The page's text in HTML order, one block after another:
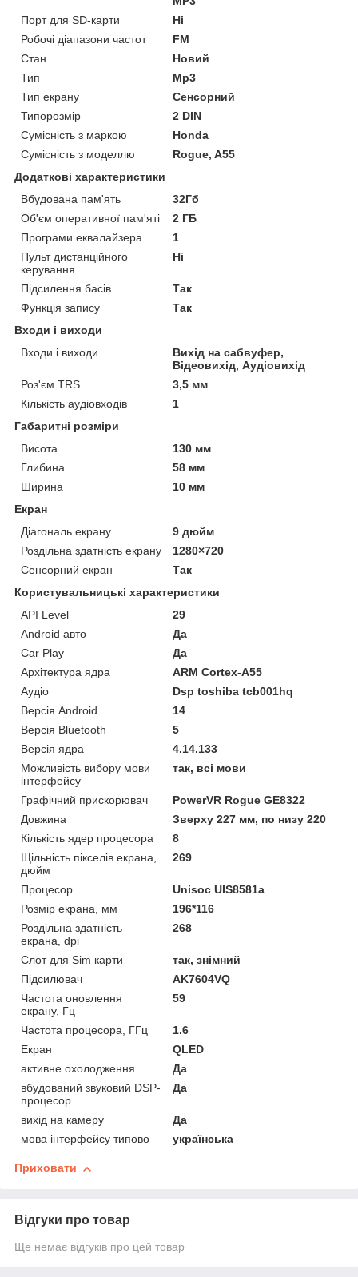
Порт для SD-карти
Ні
Робочі діапазони частот
FM
Стан
Новий
Тип
Mp3
Тип екрану
Сенсорний
Типорозмір
2 DIN
Сумісність з маркою
Honda
Сумісність з моделлю
Rogue, A55
Додаткові характеристики
Вбудована пам'ять
32Гб
Об'єм оперативної пам'яті
2 ГБ
Програми еквалайзера
1
Пульт дистанційного
керування
Ні
Підсилення басів
Так
Функція запису
Так
Входи і виходи
Входи і виходи
Вихід на сабвуфер,
Відеовихід, Аудіовихід
Роз'єм TRS
3,5 мм
Кількість аудіовходів
1
Габаритні розміри
Висота
130 мм
Глибина
58 мм
Ширина
10 мм
Екран
Діагональ екрану
9 дюйм
Роздільна здатність екрану
1280×720
Сенсорний екран
Так
Користувальницькі характеристики
API Level
29
Android авто
Да
Car Play
Да
Архітектура ядра
ARM Cortex-A55
Аудіо
Dsp toshiba tcb001hq
Версія Android
14
Версія Bluetooth
5
Версія ядра
4.14.133
Можливість вибору мови
інтерфейсу
так, всі мови
Графічний прискорювач
PowerVR Rogue GE8322
Довжина
Зверху 227 мм, по низу 220
Кількість ядер процесора
8
Щільність пікселів екрана,
дюйм
269
Процесор
Unisoc UIS8581a
Розмір екрана, мм
196*116
Роздільна здатність
екрана, dpi
268
Слот для Sim карти
так, знімний
Підсилювач
AK7604VQ
Частота оновлення
екрану, Гц
59
Частота процесора, ГГц
1.6
Екран
QLED
активне охолодження
Да
вбудований звуковий DSP-
процесор
Да
вихід на камеру
Да
мова інтерфейсу типово
українська
Приховати
Відгуки про товар
Ще немає відгуків про цей товар